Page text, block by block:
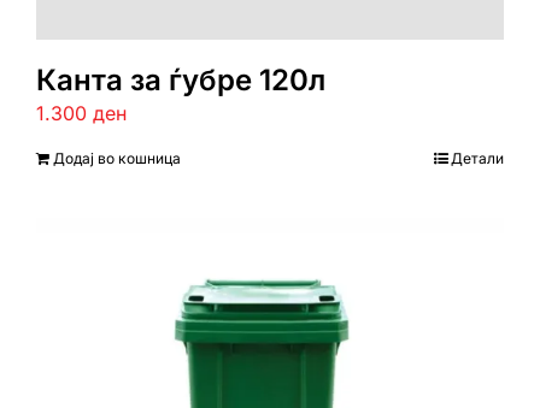
Канта за ѓубре 120л
1.300 ден
Додај во кошница Детали